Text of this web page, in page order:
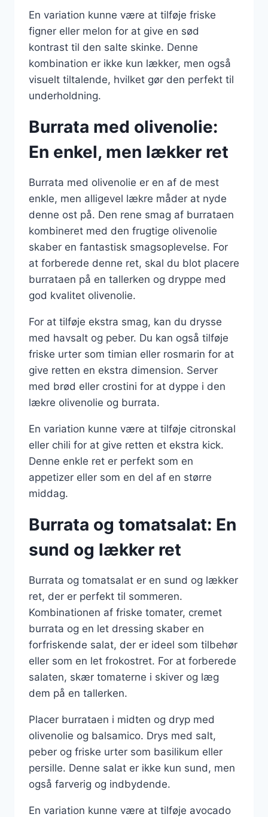
En variation kunne være at tilføje friske
figner eller melon for at give en sød
kontrast til den salte skinke. Denne
kombination er ikke kun lækker, men også
visuelt tiltalende, hvilket gør den perfekt til
underholdning.
Burrata med olivenolie:
En enkel, men lækker ret
Burrata med olivenolie er en af de mest
enkle, men alligevel lækre måder at nyde
denne ost på. Den rene smag af burrataen
kombineret med den frugtige olivenolie
skaber en fantastisk smagsoplevelse. For
at forberede denne ret, skal du blot placere
burrataen på en tallerken og dryppe med
god kvalitet olivenolie.
For at tilføje ekstra smag, kan du drysse
med havsalt og peber. Du kan også tilføje
friske urter som timian eller rosmarin for at
give retten en ekstra dimension. Server
med brød eller crostini for at dyppe i den
lækre olivenolie og burrata.
En variation kunne være at tilføje citronskal
eller chili for at give retten et ekstra kick.
Denne enkle ret er perfekt som en
appetizer eller som en del af en større
middag.
Burrata og tomatsalat: En
sund og lækker ret
Burrata og tomatsalat er en sund og lækker
ret, der er perfekt til sommeren.
Kombinationen af friske tomater, cremet
burrata og en let dressing skaber en
forfriskende salat, der er ideel som tilbehør
eller som en let frokostret. For at forberede
salaten, skær tomaterne i skiver og læg
dem på en tallerken.
Placer burrataen i midten og dryp med
olivenolie og balsamico. Drys med salt,
peber og friske urter som basilikum eller
persille. Denne salat er ikke kun sund, men
også farverig og indbydende.
En variation kunne være at tilføje avocado